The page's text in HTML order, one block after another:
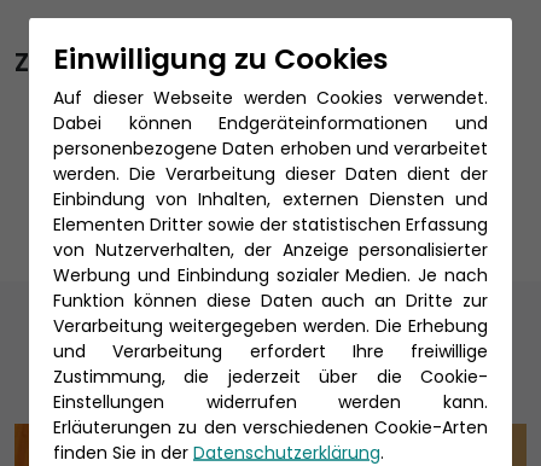
Zubuchbare Leistungen
An- und Abreise per Bahn
An- und Abreise per Flug
individuelle Hotelaufenthalte
Reiseschutz
Unsere Reiseexperten
Einwilligung zu Cookies
Auf dieser Webseite werden Cookies verwendet.
Dabei können Endgeräteinformationen und
personenbezogene Daten erhoben und verarbeitet
werden. Die Verarbeitung dieser Daten dient der
Einbindung von Inhalten, externen Diensten und
Elementen Dritter sowie der statistischen Erfassung
von Nutzerverhalten, der Anzeige personalisierter
Werbung und Einbindung sozialer Medien. Je nach
Funktion können diese Daten auch an Dritte zur
Verarbeitung weitergegeben werden. Die Erhebung
und Verarbeitung erfordert Ihre freiwillige
Zustimmung, die jederzeit über die Cookie-
Einstellungen widerrufen werden kann.
Erläuterungen zu den verschiedenen Cookie-Arten
finden Sie in der Datenschutzerklärung.